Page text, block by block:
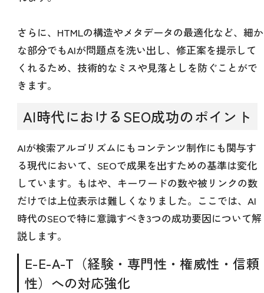
さらに、HTMLの構造やメタデータの最適化など、細か
な部分でもAIが問題点を洗い出し、修正案を提示して
くれるため、技術的なミスや見落としを防ぐことがで
きます。
AI時代におけるSEO成功のポイント
AIが検索アルゴリズムにもコンテンツ制作にも関与す
る現代において、SEOで成果を出すための基準は変化
しています。もはや、キーワードの数や被リンクの数
だけでは上位表示は難しくなりました。ここでは、AI
時代のSEOで特に意識すべき3つの成功要因について解
説します。
E-E-A-T（経験・専門性・権威性・信頼
性）への対応強化